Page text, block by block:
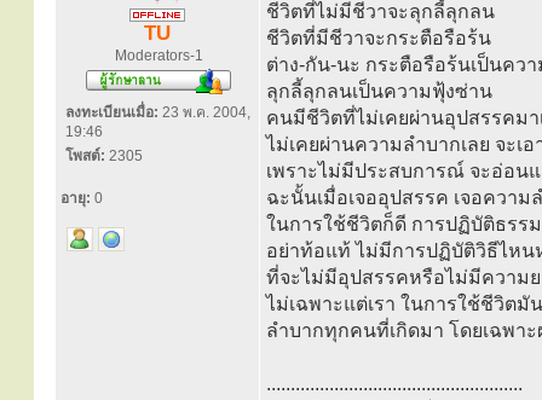
TU
Moderators-1
ลงทะเบียนเมื่อ: 23 พ.ค. 2004,
19:46
โพสต์: 2305
อายุ: 0
ชีวิตที่ไม่มีชีวาจะลุกลี้ลุกลน
ชีวิตที่มีชีวาจะกระตือรือร้น
ต่าง-กัน-นะ กระตือรือร้นเป็นควา
ลุกลี้ลุกลนเป็นความฟุ้งซ่าน
คนมีชีวิตที่ไม่เคยผ่านอุปสรรคมา
ไม่เคยผ่านความลำบากเลย จะเ
เพราะไม่มีประสบการณ์ จะอ่อน
ฉะนั้นเมื่อเจออุปสรรค เจอความ
ในการใช้ชีวิตก็ดี การปฏิบัติธรร
อย่าท้อแท้ ไม่มีการปฏิบัติวิธีไหน
ที่จะไม่มีอุปสรรคหรือไม่มีความ
ไม่เฉพาะแต่เรา ในการใช้ชีวิตมั
ลำบากทุกคนที่เกิดมา โดยเฉพาะ
.....................................................